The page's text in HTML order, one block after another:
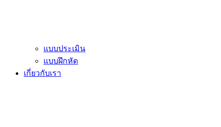
แบบประเมิน
แบบฝึกหัด
เกี่ยวกับเรา